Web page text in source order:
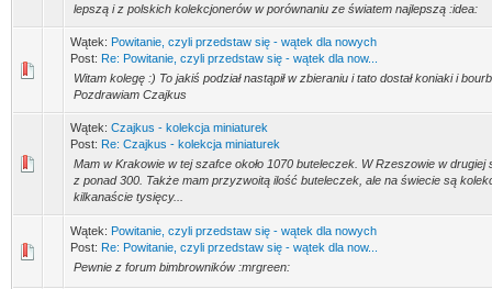
lepszą i z polskich kolekcjonerów w porównaniu ze światem najlepszą :idea:
Wątek: Powitanie, czyli przedstaw się - wątek dla nowych
Post: Re: Powitanie, czyli przedstaw się - wątek dla now...
Witam kolegę :) To jakiś podział nastąpił w zbieraniu i tato dostał koniaki i
Pozdrawiam Czajkus
Wątek: Czajkus - kolekcja miniaturek
Post: Re: Czajkus - kolekcja miniaturek
Mam w Krakowie w tej szafce około 1070 buteleczek. W Rzeszowie w
z ponad 300. Także mam przyzwoitą ilość buteleczek, ale na świecie są
kilkanaście tysięcy...
Wątek: Powitanie, czyli przedstaw się - wątek dla nowych
Post: Re: Powitanie, czyli przedstaw się - wątek dla now...
Pewnie z forum bimbrowników :mrgreen: